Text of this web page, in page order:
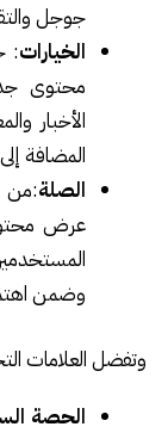
جوجل
الخيارات:
محتوى
الأخبار
المضافة
الصلة:من
عرض
وضمن
وتفضل العلامات
الحصة